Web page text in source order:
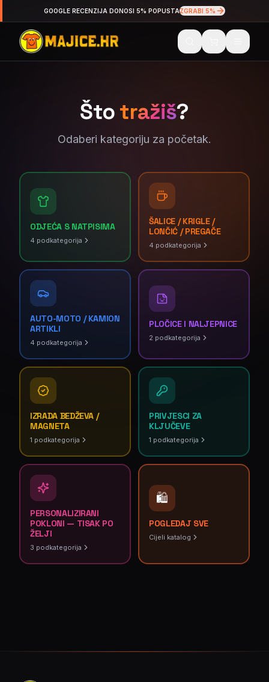
GOOGLE RECENZIJA DONOSI 5% POPUSTAZGRABI 5%
Štotražiš?
Odaberi kategoriju za početak.
ODJEĆA S NATPISIMA
4 podkategorija
ŠALICE / KRIGLE /
LONČIĆ / PREGAČE
4 podkategorija
AUTO-MOTO / KAMION
ARTIKLI
4 podkategorija
PLOČICE I NALJEPNICE
2 podkategorija
IZRADA BEDŽEVA /
MAGNETA
1 podkategorija
PRIVJESCI ZA
KLJUČEVE
1 podkategorija
PERSONALIZIRANI
POKLONI — TISAK PO
ŽELJI
3 podkategorija
🛍️
POGLEDAJ SVE
Cijeli katalog